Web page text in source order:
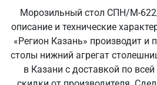
Морозильный стол СПН/М-
описание и технические
«Регион Казань» производит и
столы нижний агрегат
в Казани с доставкой по